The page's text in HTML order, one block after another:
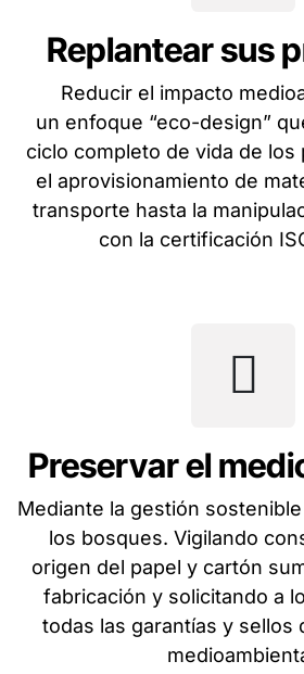
Replantear sus
Reducir el impacto
un enfoque “eco-design”
ciclo completo de vida de
el aprovisionamiento de
transporte hasta la
con la certificación
Preservar el
Mediante la gestión
los bosques. Vigilando
origen del papel y cartón
fabricación y solicitando a
todas las garantías y sellos